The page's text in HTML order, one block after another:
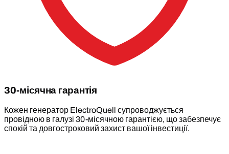
30-місячна гарантія
Кожен генератор ElectroQuell супроводжується
провідною в галузі 30-місячною гарантією, що забезпечує
спокій та довгостроковий захист вашої інвестиції.